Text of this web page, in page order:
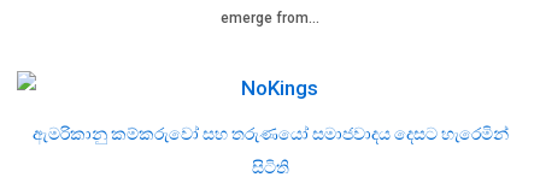
emerge from…
ඇමරිකානු කම්කරුවෝ සහ තරුණයෝ සමාජවාදය දෙසට හැරෙමින්
සිටිති